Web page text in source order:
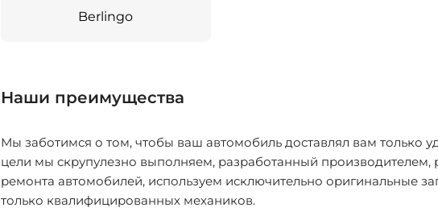
Berlingo
Наши преимущества
Мы заботимся о том, чтобы ваш автомобиль доставлял вам только
цели мы скрупулезно выполняем, разработанный производителем,
ремонта автомобилей, используем исключительно оригинальные
только квалифицированных механиков.